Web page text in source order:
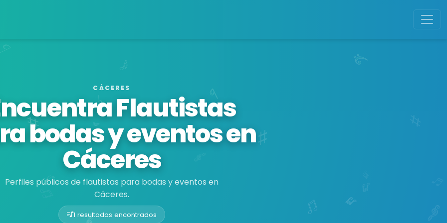
CÁCERES
Flautistas
bodas y eventos en
Cáceres
Perfiles públicos de flautistas para bodas y eventos en
Cáceres.
1 resultados encontrados